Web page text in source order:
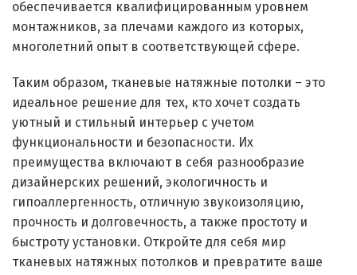
обеспечивается квалифицированным уровнем
монтажников, за плечами каждого из которых,
многолетний опыт в соответствующей сфере.
Таким образом, тканевые натяжные потолки – это
идеальное решение для тех, кто хочет создать
уютный и стильный интерьер с учетом
функциональности и безопасности. Их
преимущества включают в себя разнообразие
дизайнерских решений, экологичность и
гипоаллергенность, отличную звукоизоляцию,
прочность и долговечность, а также простоту и
быстроту установки. Откройте для себя мир
тканевых натяжных потолков и превратите ваше